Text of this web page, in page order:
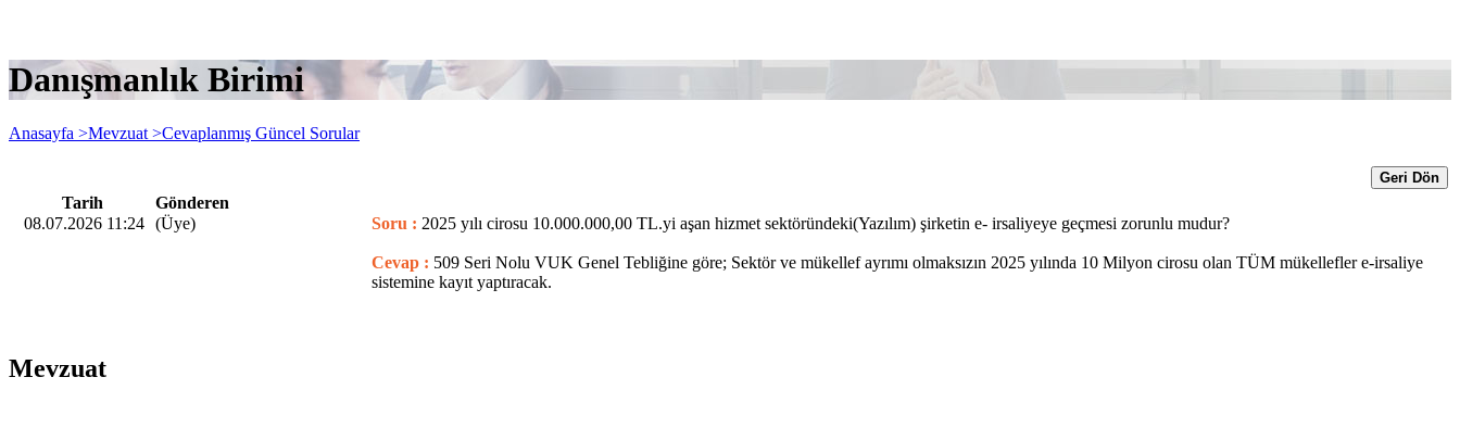
Danışmanlık Birimi
Anasayfa >Mevzuat >Cevaplanmış Güncel Sorular
Geri Dön
Tarih
Gönderen
08.07.2026 11:24 (Üye) Soru : 2025 yılı cirosu 10.000.000,00 TL.yi aşan hizmet sektöründeki(Yazılım) şirketin e- irsaliyeye geçmesi zorunlu mudur?
Cevap : 509 Seri Nolu VUK Genel Tebliğine göre; Sektör ve mükellef ayrımı olmaksızın 2025 yılında 10 Milyon cirosu olan TÜM mükellefler e-irsaliye
sistemine kayıt yaptıracak.
Mevzuat